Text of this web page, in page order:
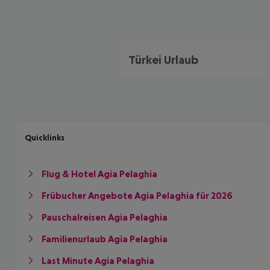
Türkei Urlaub
Quicklinks
Flug & Hotel Agia Pelaghia
Frübucher Angebote Agia Pelaghia für 2026
Pauschalreisen Agia Pelaghia
Familienurlaub Agia Pelaghia
Last Minute Agia Pelaghia